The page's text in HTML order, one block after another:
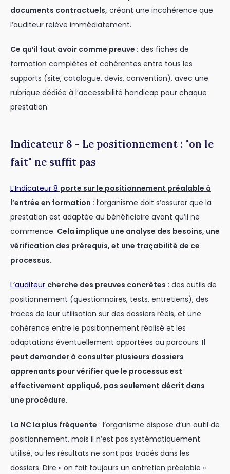
documents contractuels, créant une incohérence que
l’auditeur relève immédiatement.
Ce qu’il faut avoir comme preuve : des fiches de
formation complètes et cohérentes entre tous les
supports (site, catalogue, devis, convention), avec une
rubrique dédiée à l’accessibilité handicap pour chaque
prestation.
Indicateur 8 - Le positionnement : "on le
fait" ne suffit pas
L’Indicateur 8 porte sur le positionnement préalable à
l’entrée en formation : l’organisme doit s’assurer que la
prestation est adaptée au bénéficiaire avant qu’il ne
commence. Cela implique une analyse des besoins, une
vérification des prérequis, et une traçabilité de ce
processus.
L’auditeur cherche des preuves concrètes : des outils de
positionnement (questionnaires, tests, entretiens), des
traces de leur utilisation sur des dossiers réels, et une
cohérence entre le positionnement réalisé et les
adaptations éventuellement apportées au parcours. Il
peut demander à consulter plusieurs dossiers
apprenants pour vérifier que le processus est
effectivement appliqué, pas seulement décrit dans
une procédure.
La NC la plus fréquente : l’organisme dispose d’un outil de
positionnement, mais il n’est pas systématiquement
utilisé, ou les résultats ne sont pas tracés dans les
dossiers. Dire « on fait toujours un entretien préalable »